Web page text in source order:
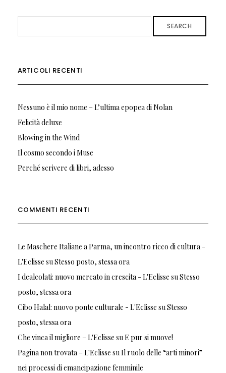
SEARCH
ARTICOLI RECENTI
Nessuno è il mio nome – L’ultima epopea di Nolan
Felicità deluxe
Blowing in the Wind
Il cosmo secondo i Muse
Perché scrivere di libri, adesso
COMMENTI RECENTI
Le Maschere Italiane a Parma, un incontro ricco di cultura -
L'Eclisse suStesso posto, stessa ora
I dealcolati: nuovo mercato in crescita - L'Eclisse suStesso
posto, stessa ora
Cibo Halal: nuovo ponte culturale - L'Eclisse suStesso
posto, stessa ora
Che vinca il migliore – L'Eclisse suE pur si muove!
Pagina non trovata – L'Eclisse suIl ruolo delle “arti minori”
nei processi di emancipazione femminile